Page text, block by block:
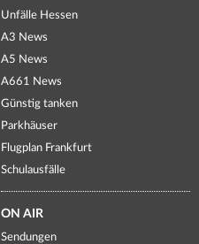
Unfälle Hessen
A3 News
A5 News
A661 News
Günstig tanken
Parkhäuser
Flugplan Frankfurt
Schulausfälle
ON AIR
Sendungen